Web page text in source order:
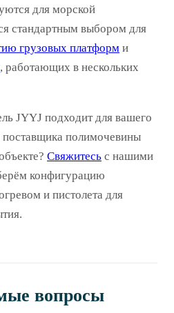
для морской
стандартным выбором для
грузовых платформ и
, работающих в нескольких
JYYJ подходит для вашего
поставщика полимочевины
Свяжитесь с нашими
конфигурацию
и пистолета для
вопросы